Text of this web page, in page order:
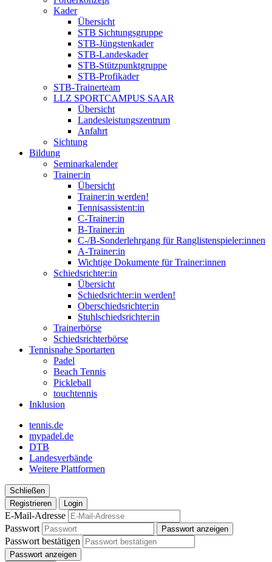
Kader
Übersicht
STB Sichtungsgruppe
STB-Jüngstenkader
STB-Landeskader
STB-Stützpunktgruppe
STB-Profikader
STB-Trainerteam
LLZ SPORTCAMPUS SAAR
Übersicht
Landesleistungszentrum
Anfahrt
Sichtung
Bildung
Seminarkalender
Trainer:in
Übersicht
Trainer:in werden!
Tennisassistent:in
C-Trainer:in
B-Trainer:in
C-/B-Sonderlehrgang für Ranglistenspieler:innen
A-Trainer:in
Wichtige Dokumente für Trainer:innen
Schiedsrichter:in
Übersicht
Schiedsrichter:in werden!
Oberschiedsrichter:in
Stuhlschiedsrichter:in
Trainerbörse
Schiedsrichterbörse
Tennisnahe Sportarten
Padel
Beach Tennis
Pickleball
touchtennis
Inklusion
tennis.de
mypadel.de
DTB
Landesverbände
Weitere Plattformen
Schließen
Registrieren
Login
E-Mail-Adresse
Passwort
Passwort anzeigen
Passwort bestätigen
Passwort anzeigen